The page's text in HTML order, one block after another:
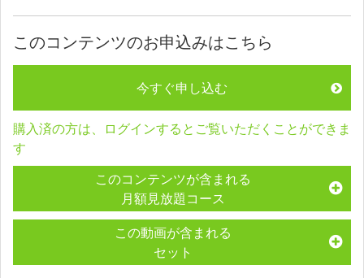
このコンテンツのお申込みはこちら
今すぐ申し込む
購入済の方は、ログインするとご覧いただくことができま
す
このコンテンツが含まれる
月額見放題コース
この動画が含まれる
セット